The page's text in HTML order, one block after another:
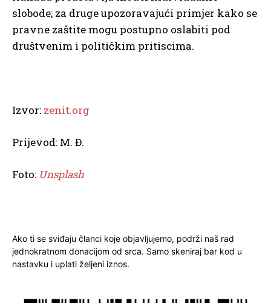
slobode; za druge upozoravajući primjer kako se
pravne zaštite mogu postupno oslabiti pod
društvenim i političkim pritiscima.
Izvor: zenit.org
Prijevod: M. Đ.
Foto: Unsplash
Ako ti se sviđaju članci koje objavljujemo, podrži naš rad
jednokratnom donacijom od srca. Samo skeniraj bar kod u
nastavku i uplati željeni iznos.